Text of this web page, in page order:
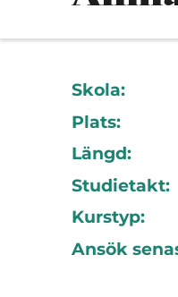
Skola:
Plats:
Längd:
Studietakt:
Kurstyp:
Ansök